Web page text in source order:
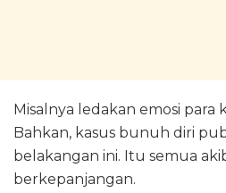
Misalnya ledakan emosi para
Bahkan, kasus bunuh diri
belakangan ini. Itu semua
berkepanjangan.